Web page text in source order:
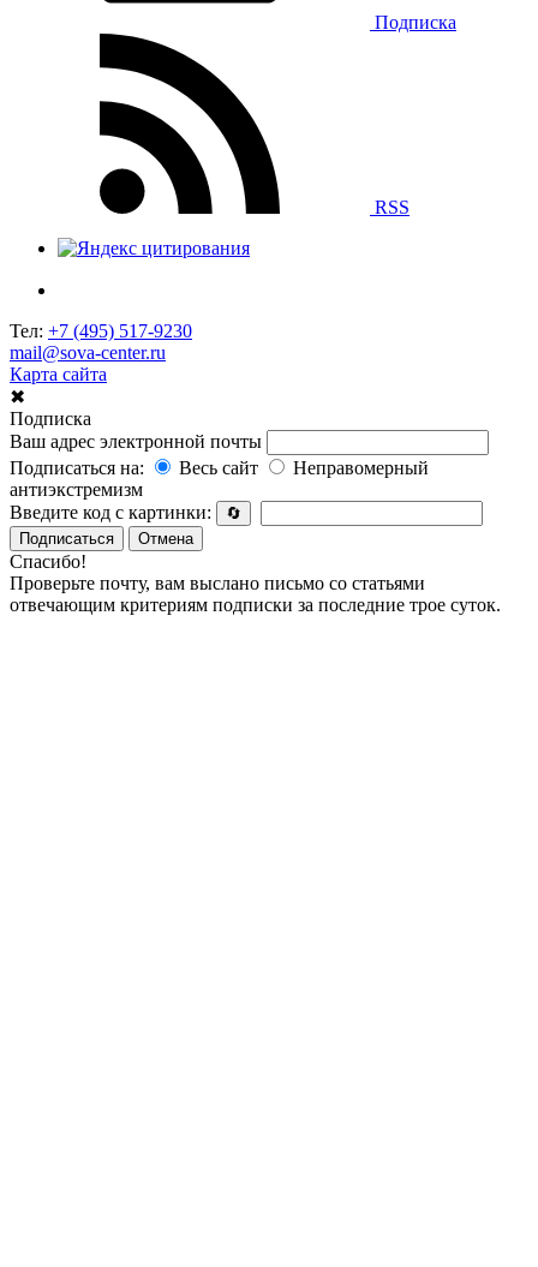
Подписка
RSS
Тел: +7 (495) 517-9230
mail@sova-center.ru
Карта сайта
✖
Подписка
Ваш адрес электронной почты
Подписаться на:
Весь сайт
Неправомерный
антиэкстремизм
Введите код с картинки:
🔄
Подписаться
Отмена
Спасибо!
Проверьте почту, вам выслано письмо со статьями
отвечающим критериям подписки за последние трое суток.